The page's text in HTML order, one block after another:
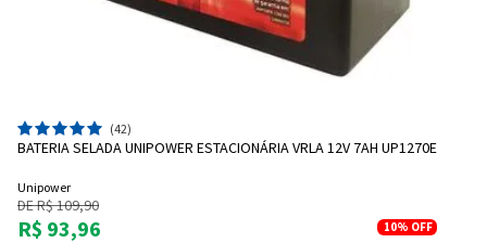
(42)
BATERIA SELADA UNIPOWER ESTACIONÁRIA VRLA 12V 7AH UP1270E
Unipower
DE R$ 109,90
R$ 93,96 10% OFF